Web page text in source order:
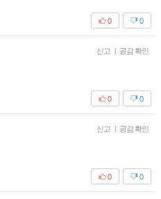
0
0
신고 공감 확인
0
0
신고 공감 확인
0
0